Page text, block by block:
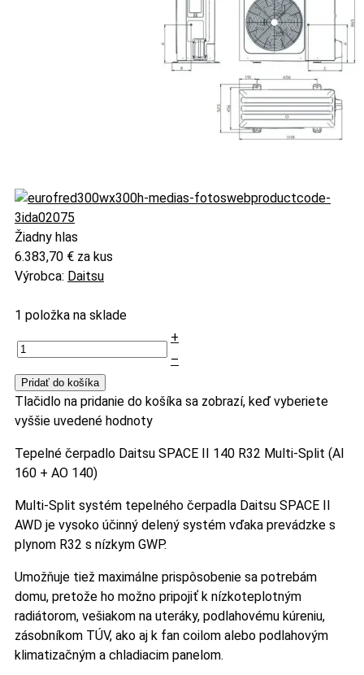
Žiadny hlas
6.383,70 € za kus
Výrobca: Daitsu
1 položka na sklade
+
–
Pridať do košíka
Tlačidlo na pridanie do košíka sa zobrazí, keď vyberiete
vyššie uvedené hodnoty
Tepelné čerpadlo Daitsu SPACE II 140 R32 Multi-Split (AI
160 + AO 140)
Multi-Split systém tepelného čerpadla Daitsu SPACE II
AWD je vysoko účinný delený systém vďaka prevádzke s
plynom R32 s nízkym GWP.
Umožňuje tiež maximálne prispôsobenie sa potrebám
domu, pretože ho možno pripojiť k nízkoteplotným
radiátorom, vešiakom na uteráky, podlahovému kúreniu,
zásobníkom TÚV, ako aj k fan coilom alebo podlahovým
klimatizačným a chladiacim panelom.